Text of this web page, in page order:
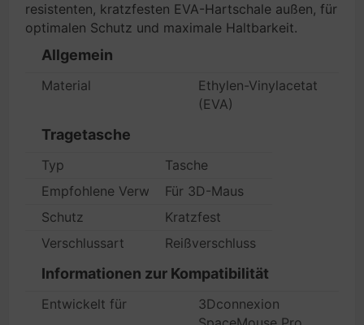
resistenten, kratzfesten EVA-Hartschale außen, für
optimalen Schutz und maximale Haltbarkeit.
Allgemein
Material
Ethylen-Vinylacetat
(EVA)
Tragetasche
Typ
Tasche
Empfohlene VerwendungFür 3D-Maus
Schutz
Kratzfest
Verschlussart
Reißverschluss
Informationen zur Kompatibilität
Entwickelt für
3Dconnexion